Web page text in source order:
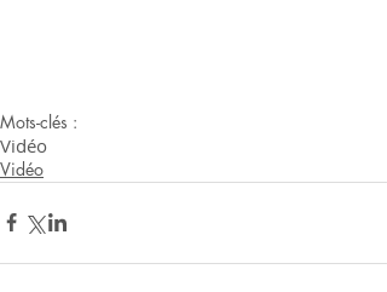
Mots-clés :
Vidéo
Vidéo